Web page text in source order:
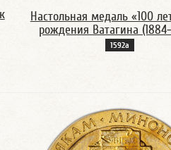
Настольная медаль «100
рождения Ватагина (1884-
1592а